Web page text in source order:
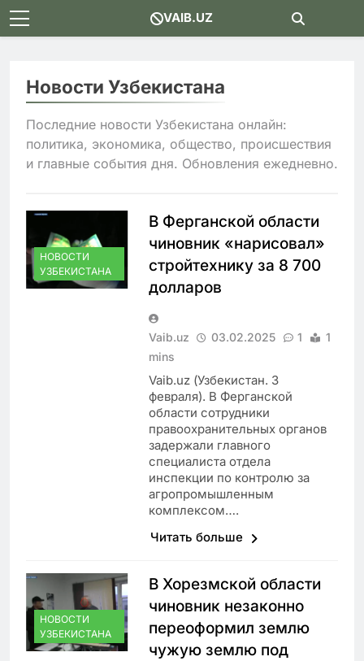
Skip
to
VAIB.UZ
Новости Узбекистана
Последние новости Узбекистана онлайн:
политика, экономика, общество, происшествия
и главные события дня. Обновления ежедневно.
НОВОСТИ
УЗБЕКИСТАНА
В Ферганской области
чиновник «нарисовал»
стройтехнику за 8 700
долларов
Vaib.uz 03.02.2025 1
1
mins
Vaib.uz (Узбекистан. 3
февраля). В Ферганской
области сотрудники
правоохранительных органов
задержали главного
специалиста отдела
инспекции по контролю за
агропромышленным
комплексом….
Читать больше
НОВОСТИ
УЗБЕКИСТАНА
В Хорезмской области
чиновник незаконно
переоформил землю
чужую землю под